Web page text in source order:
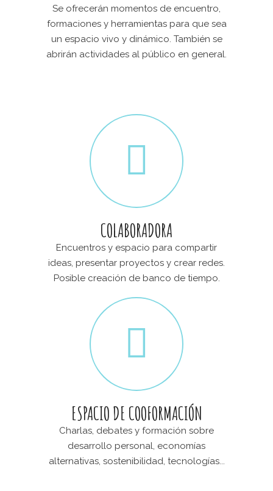
Se ofrecerán momentos de encuentro,
formaciones y herramientas para que sea
un espacio vivo y dinámico. También se
abrirán actividades al público en general.
COLABORADORA
Encuentros y espacio para compartir
ideas, presentar proyectos y crear redes.
Posible creación de banco de tiempo.
ESPACIO DE COOFORMACIÓN
Charlas, debates y formación sobre
desarrollo personal, economías
alternativas, sostenibilidad, tecnologías...